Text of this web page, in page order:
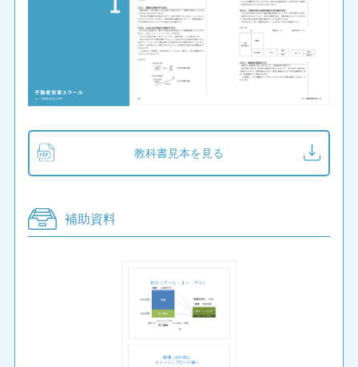
教科書見本を見る
補助資料